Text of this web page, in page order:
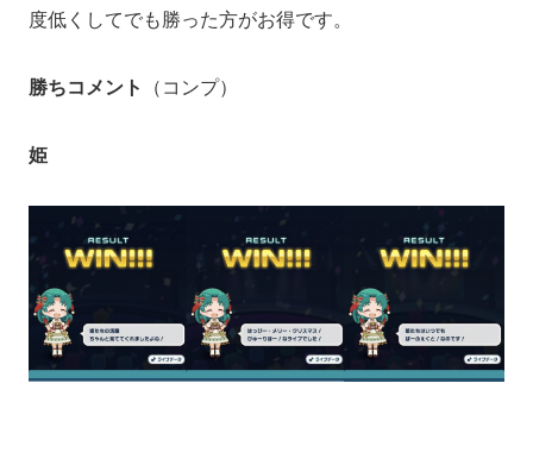
度低くしてでも勝った方がお得です。
勝ちコメント （コンプ）
姫